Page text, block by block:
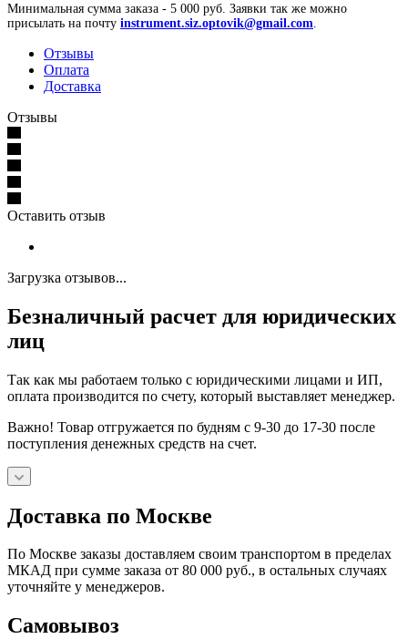
Минимальная сумма заказа - 5 000 руб. Заявки так же можно
присылать на почту instrument.siz.optovik@gmail.com
Отзывы
Оплата
Доставка
Отзывы
Оставить отзыв
Загрузка отзывов...
Безналичный расчет для юридических
лиц
Так как мы работаем только с юридическими лицами и ИП,
оплата производится по счету, который выставляет менеджер.
Важно! Товар отгружается по будням с 9-30 до 17-30 после
поступления денежных средств на счет.
Доставка по Москве
По Москве заказы доставляем своим транспортом в пределах
МКАД при сумме заказа от 80 000 руб., в остальных случаях
уточняйте у менеджеров.
Самовывоз